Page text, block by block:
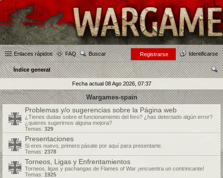
Enlaces rápidos FAQ Buscar Identificarse
Registrarse
Índice general
car
Fecha actual 08 Ago 2026, 07:37
Wargames-spain
Problemas y/o sugerencias sobre la Página web
¿Tienes dudas sobre el funcionamiento del foro? ¿has detectado algún error?
¿quieres sugerirnos alguna mejora?
Temas: 329
Presentaciones
Si eres nuevo, primero pásate por aquí para presentarte.
Temas: 2378
Torneos, Ligas y Enfrentamientos
Torneos, ligas y pachangas de Flames of War ¡encuentra un contrincante!
Temas: 1925